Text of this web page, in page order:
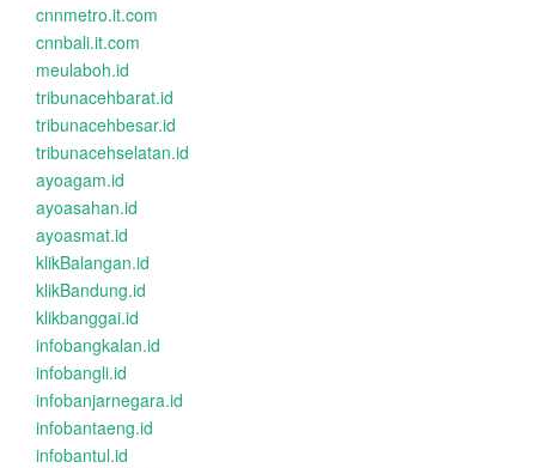
cnnmetro.it.com
cnnbali.it.com
meulaboh.id
tribunacehbarat.id
tribunacehbesar.id
tribunacehselatan.id
ayoagam.id
ayoasahan.id
ayoasmat.id
klikBalangan.id
klikBandung.id
klikbanggai.id
infobangkalan.id
infobangli.id
infobanjarnegara.id
infobantaeng.id
infobantul.id